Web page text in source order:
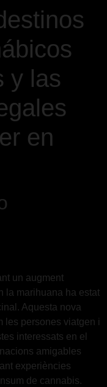
y las
en
un augment
la marihuana ha estat
Aquesta nova
les persones viatgen i
interessats en el
amigables
experiències
de cannabis.